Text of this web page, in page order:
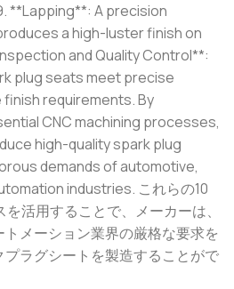
**Lapping**: A precision
a high-luster finish on
and Quality Control**:
plug seats meet precise
requirements. By
CNC machining processes,
high-quality spark plug
demands of automotive,
industries. これらの10
活用することで、メーカーは、
メーション業界の厳格な要求を
ラグシートを製造することがで